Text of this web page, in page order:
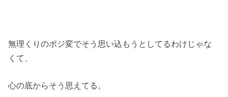
無理くりのポジ変でそう思い込もうとしてるわけじゃな
くて、
心の底からそう思えてる。